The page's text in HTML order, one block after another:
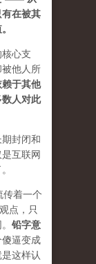
在被其
心支
他人所
于其他
人对此
封闭和
互联网
传着一个
点，只
铅字意
逼变成
这样认